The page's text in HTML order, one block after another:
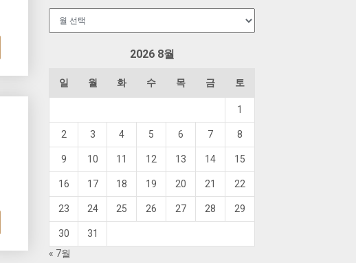
2026 8월
일 월 화 수 목 금 토
1
2 3 4 5 6 7 8
9 10 11 12 13 14 15
16 17 18 19 20 21 22
23 24 25 26 27 28 29
30
31
« 7월